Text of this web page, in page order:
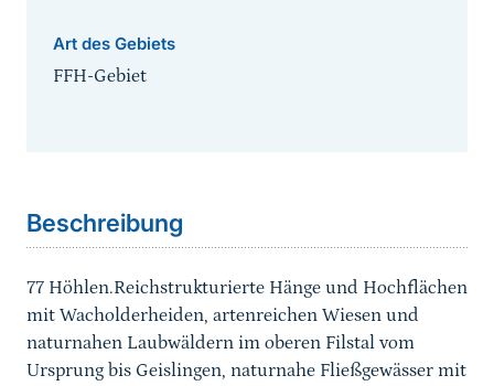
Art des Gebiets
FFH-Gebiet
Beschreibung
77 Höhlen.Reichstrukturierte Hänge und Hochflächen
mit Wacholderheiden, artenreichen Wiesen und
naturnahen Laubwäldern im oberen Filstal vom
Ursprung bis Geislingen, naturnahe Fließgewässer mit